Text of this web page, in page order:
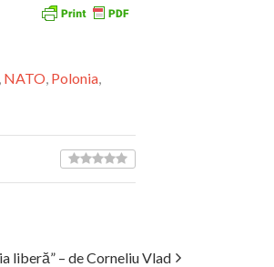
, NATO, Polonia,
liberă” – de Corneliu Vlad